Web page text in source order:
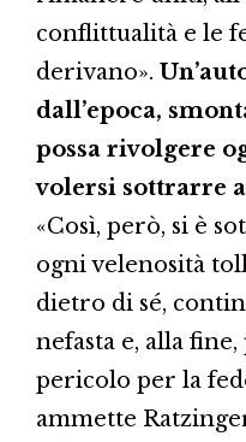
conflittualità e le
derivano».
dall’epoca,
possa rivolgere
volersi sottrarre
«Così, però, si è
ogni velenosità
dietro di sé,
nefasta e, alla
pericolo per la
ammette